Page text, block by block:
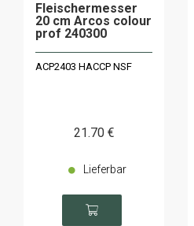
Fleischermesser
20 cm Arcos colour
prof 240300
ACP2403 HACCP NSF
21.70 €
Lieferbar